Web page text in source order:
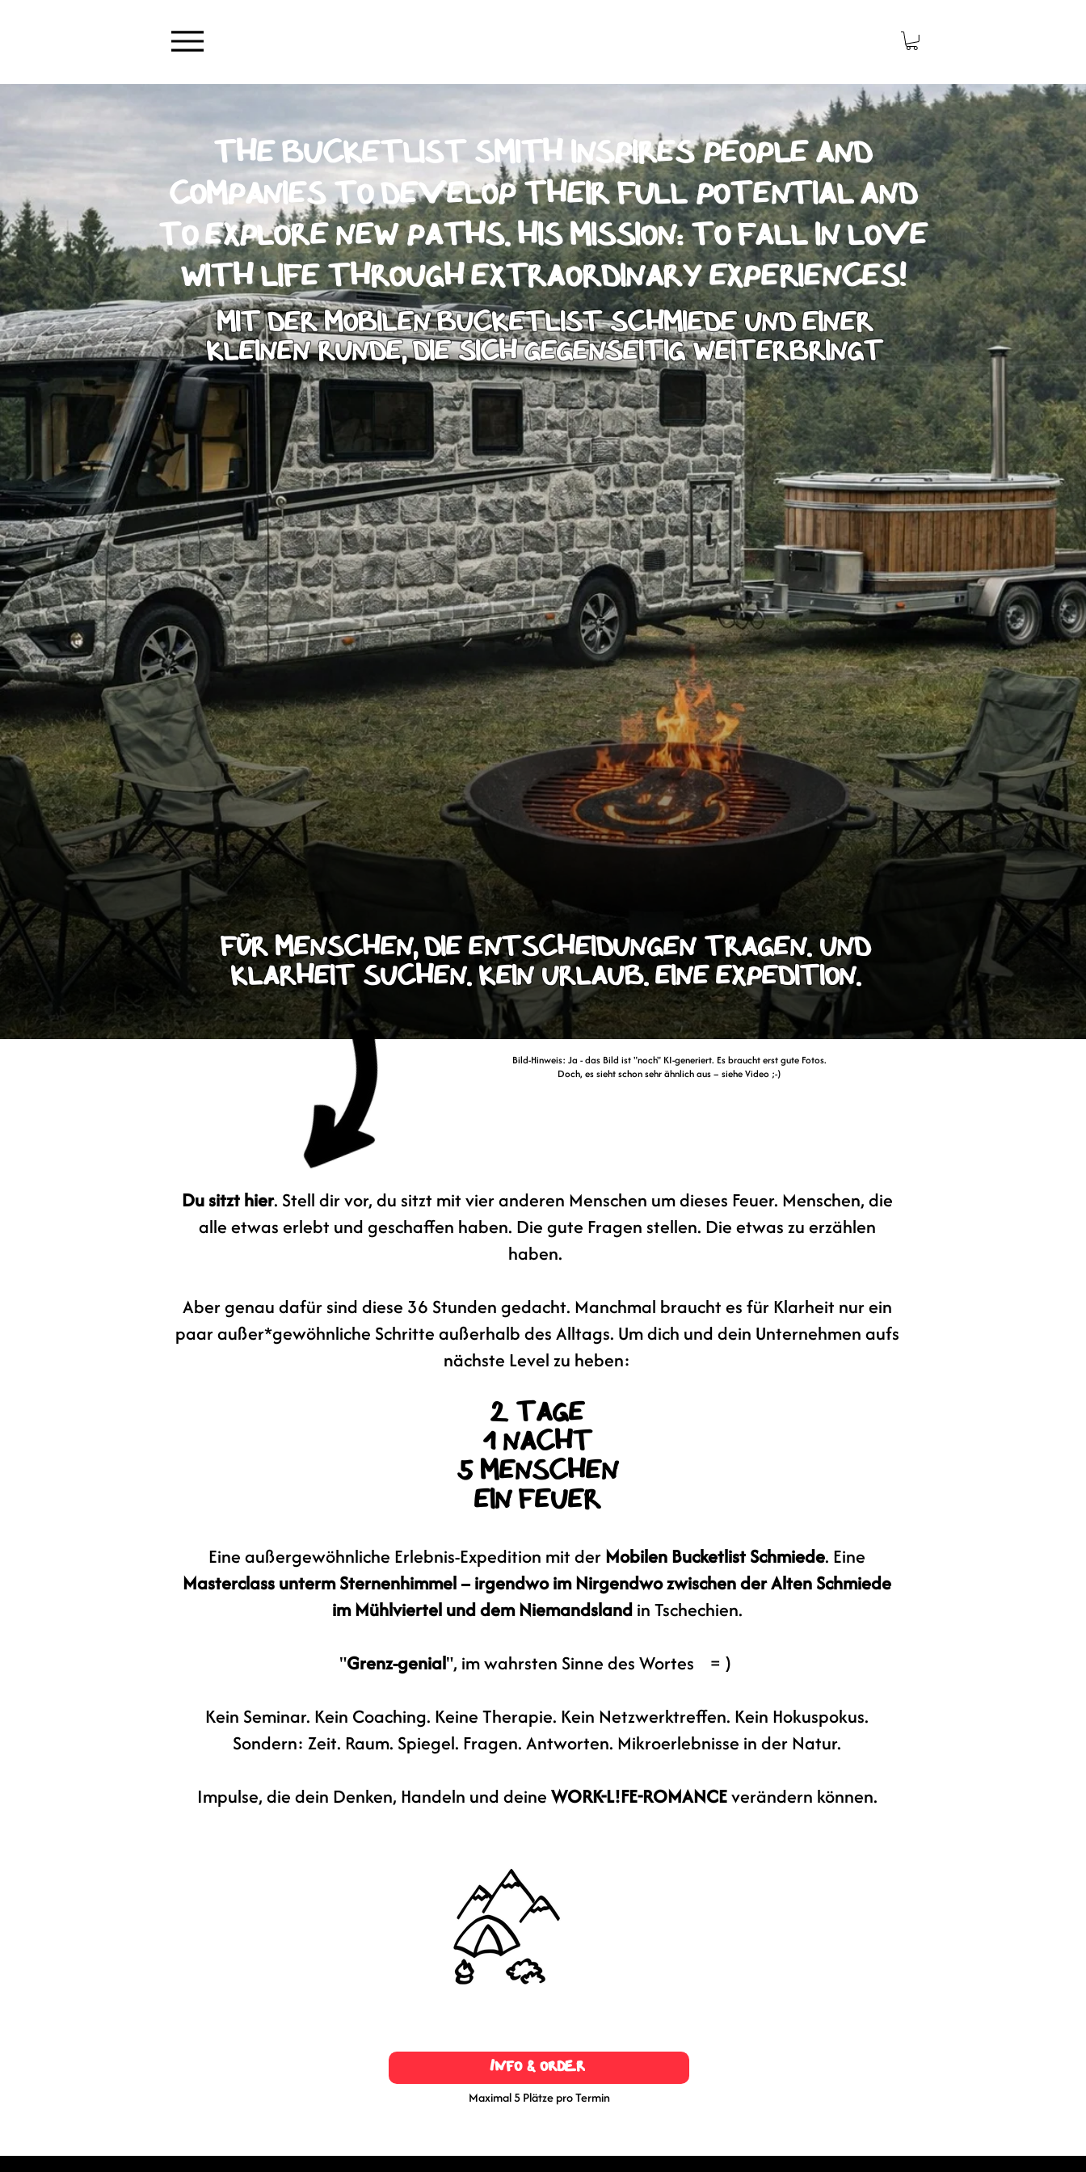
The Bucketlist Smith inspires people and
companies to develop their full potential and
to explore new paths. His mission: to fall in love
with life through extraordinary experiences!
Mit der mobilen Bucketlist Schmiede und einer
kleinen Runde, die sich gegenseitig weiterbringt
Für Menschen, die Entscheidungen tragen. und
Klarheit suchen. Kein Urlaub. Eine Expedition.
Du sitzt hier. Stell dir vor, du sitzt mit vier anderen Menschen um dieses Feuer. Menschen, die
alle etwas erlebt und geschaffen haben. Die gute Fragen stellen. Die etwas zu erzählen
haben.
Aber genau dafür sind diese 36 Stunden gedacht. Manchmal braucht es für Klarheit nur ein
paar außer*gewöhnliche Schritte außerhalb des Alltags. Um dich und dein Unternehmen aufs
nächste Level zu heben:
2 Tage
1 Nacht
5 Menschen
Ein Feuer
Eine außergewöhnliche Erlebnis-Expedition mit derMobilen Bucketlist Schmiede. Eine
Masterclass unterm Sternenhimmel– irgendwo im Nirgendwo zwischen der Alten Schmiede
im Mühlviertel und dem Niemandslandin Tschechien.
"Grenz-genial", im wahrsten Sinne des Wortes = )
Kein Seminar. Kein Coaching. Keine Therapie. Kein Netzwerktreffen. Kein Hokuspokus.
Sondern: Zeit. Raum. Spiegel. Fragen. Antworten. Mikroerlebnisse in der Natur.
Impulse, die dein Denken, Handeln und deineWORK-L!FE-ROMANCEverändern können.
Bild-Hinweis: Ja - das Bild ist "noch" KI-generiert. Es braucht erst gute Fotos.
Doch, es sieht schon sehr ähnlich aus – siehe Video ;-)
Info & Order
Maximal 5 Plätze pro Termin